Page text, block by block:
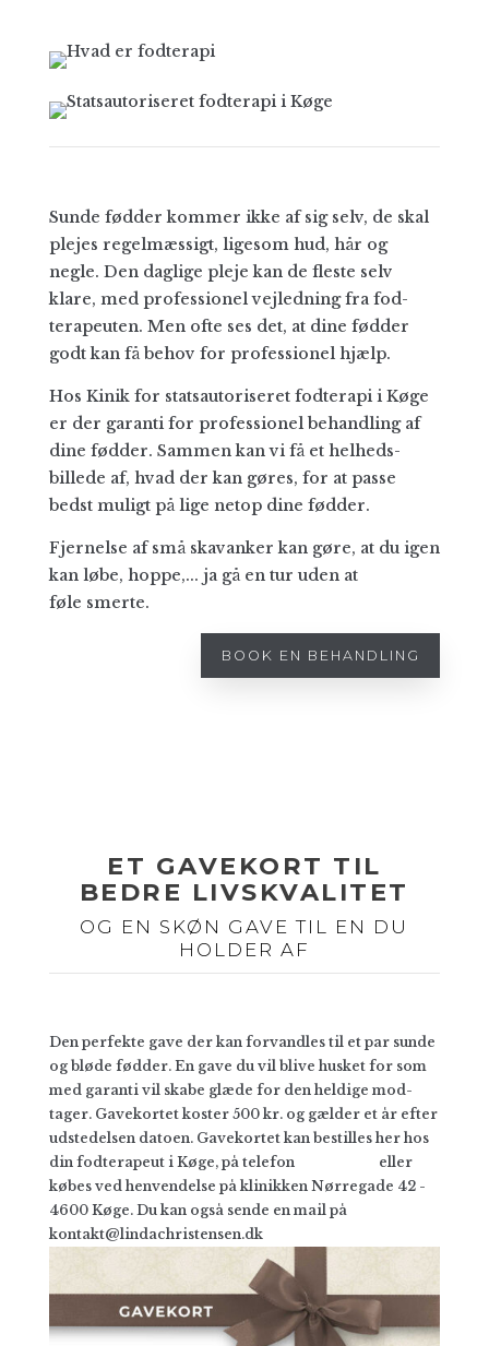
Sunde fødder kommer ikke af sig selv, de skal
plejes regelmæssigt, ligesom hud, hår og
negle. Den daglige pleje kan de fleste selv
klare, med pro­fessio­nel vejledning fra fod­
terapeuten. Men ofte ses det, at dine fød­der
godt kan få behov for pro­fes­sionel hjælp.
Hos Kinik for stats­autoriseret fod­terapi i Køge
er der garanti for pro­fessio­nel behand­ling af
dine fød­der. Sammen kan vi få et helheds­
billede af, hvad der kan gøres, for at passe
bedst muligt på lige netop dine fødder.
Fjer­nelse af små ska­vanker kan gøre, at du igen
kan løbe, hoppe,... ja gå en tur uden at
føle smerte.
BOOK EN BEHANDLING
ET GAVEKORT TIL
BEDRE LIVSKVALITET
OG EN SKØN GAVE TIL EN DU
HOLDER AF
Den perfekte gave der kan forvandles til et par sunde
og bløde fødder. En gave du vil blive husket for som
med garanti vil skabe glæde for den heldige mod­
tager. Gave­kortet koster 500 kr. og gælder et år efter
udste­delsen datoen. Gave­kortet kan bestil­les her hos
din fod­terapeut i Køge, på telefon
eller
købes ved hen­vendelse på klinik­ken Nørregade 42 -
4600 Køge. Du kan også sende en mail på
kontakt@lindachristensen.dk